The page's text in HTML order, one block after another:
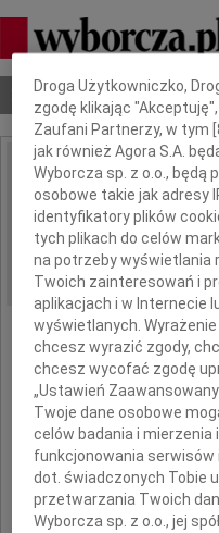
Nekrologi Odeszli
IMIĘ I NAZWISKO:
REGION: Gdańsk
DATA EMISJI:
Dbamy o Twoją prywatność
Droga Użytkowniczko,
zgodę klikając
Zaufani Partnerzy, w tym [
jak również Agora S.A.
Wyborcza sp. z o.o., będą
osobowe takie jak adresy
identyfikatory plików
tych plikach do celów
na potrzeby wyświetlania
Twoich zainteresowań i
aplikacjach i w Internecie
wyświetlanych.
chcesz wyrazić zgody,
chcesz wycofać zgodę
„Ustawień
Twoje dane osobowe
celów badania i
funkcjonowania serwisów
dot. świadczonych Tobie
przetwarzania Twoich
Wyborcza sp. z o.o., jej